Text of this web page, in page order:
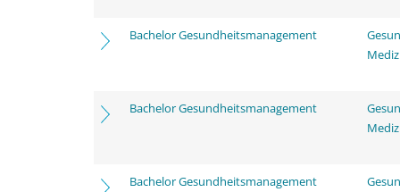
Bachelor Gesundheitsmanagement
Bachelor Gesundheitsmanagement
Bachelor Gesundheitsmanagement